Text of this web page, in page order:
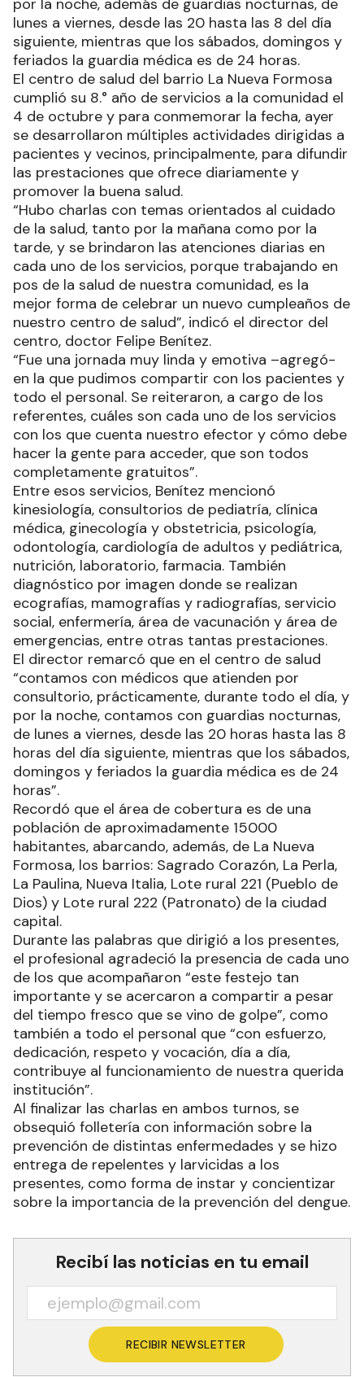
por la noche, además de guardias nocturnas, de
lunes a viernes, desde las 20 hasta las 8 del día
siguiente, mientras que los sábados, domingos y
feriados la guardia médica es de 24 horas.
El centro de salud del barrio La Nueva Formosa
cumplió su 8.° año de servicios a la comunidad el
4 de octubre y para conmemorar la fecha, ayer
se desarrollaron múltiples actividades dirigidas a
pacientes y vecinos, principalmente, para difundir
las prestaciones que ofrece diariamente y
promover la buena salud.
“Hubo charlas con temas orientados al cuidado
de la salud, tanto por la mañana como por la
tarde, y se brindaron las atenciones diarias en
cada uno de los servicios, porque trabajando en
pos de la salud de nuestra comunidad, es la
mejor forma de celebrar un nuevo cumpleaños de
nuestro centro de salud”, indicó el director del
centro, doctor Felipe Benítez.
“Fue una jornada muy linda y emotiva –agregó-
en la que pudimos compartir con los pacientes y
todo el personal. Se reiteraron, a cargo de los
referentes, cuáles son cada uno de los servicios
con los que cuenta nuestro efector y cómo debe
hacer la gente para acceder, que son todos
completamente gratuitos”.
Entre esos servicios, Benítez mencionó
kinesiología, consultorios de pediatría, clínica
médica, ginecología y obstetricia, psicología,
odontología, cardiología de adultos y pediátrica,
nutrición, laboratorio, farmacia. También
diagnóstico por imagen donde se realizan
ecografías, mamografías y radiografías, servicio
social, enfermería, área de vacunación y área de
emergencias, entre otras tantas prestaciones.
El director remarcó que en el centro de salud
“contamos con médicos que atienden por
consultorio, prácticamente, durante todo el día, y
por la noche, contamos con guardias nocturnas,
de lunes a viernes, desde las 20 horas hasta las 8
horas del día siguiente, mientras que los sábados,
domingos y feriados la guardia médica es de 24
horas”.
Recordó que el área de cobertura es de una
población de aproximadamente 15000
habitantes, abarcando, además, de La Nueva
Formosa, los barrios: Sagrado Corazón, La Perla,
La Paulina, Nueva Italia, Lote rural 221 (Pueblo de
Dios) y Lote rural 222 (Patronato) de la ciudad
capital.
Durante las palabras que dirigió a los presentes,
el profesional agradeció la presencia de cada uno
de los que acompañaron “este festejo tan
importante y se acercaron a compartir a pesar
del tiempo fresco que se vino de golpe”, como
también a todo el personal que “con esfuerzo,
dedicación, respeto y vocación, día a día,
contribuye al funcionamiento de nuestra querida
institución”.
Al finalizar las charlas en ambos turnos, se
obsequió folletería con información sobre la
prevención de distintas enfermedades y se hizo
entrega de repelentes y larvicidas a los
presentes, como forma de instar y concientizar
sobre la importancia de la prevención del dengue.
Recibí las noticias en tu email
RECIBIR NEWSLETTER